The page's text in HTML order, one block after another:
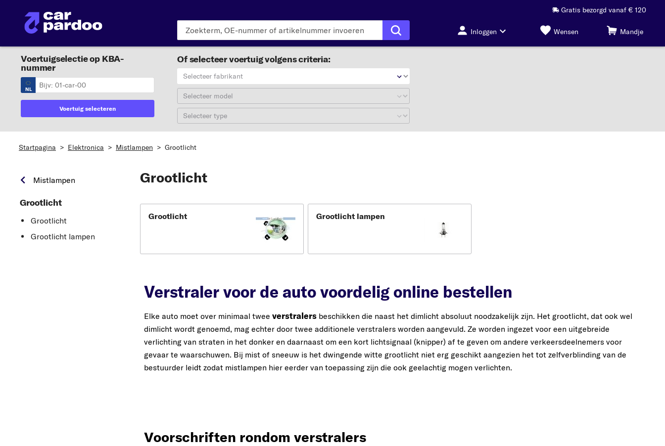
Gratis bezorgd vanaf € 120
Inloggen Wensen Mandje
Voertuigselectie op KBA-
nummer
NL
Voertuig selecteren
Of selecteer voertuig volgens criteria:
Selecteer fabrikant
Selecteer model
Selecteer type
Startpagina > Elektronica > Mistlampen > Grootlicht
Mistlampen
Grootlicht
Grootlicht
Grootlicht lampen
Grootlicht
Grootlicht Grootlicht lampen
Verstraler voor de auto voordelig online bestellen
Elke auto moet over minimaal twee verstralers beschikken die naast het dimlicht absoluut noodzakelijk zijn. Het grootlicht, dat ook wel
dimlicht wordt genoemd, mag echter door twee additionele verstralers worden aangevuld. Ze worden ingezet voor een uitgebreide
verlichting van straten in het donker en daarnaast om een kort lichtsignaal (knipper) af te geven om andere verkeersdeelnemers voor
gevaar te waarschuwen. Bij mist of sneeuw is het dwingende witte grootlicht niet erg geschikt aangezien het tot zelfverblinding van de
bestuurder leidt zodat mistlampen hier eerder van toepassing zijn die ook geelachtig mogen verlichten.
Voorschriften rondom verstralers